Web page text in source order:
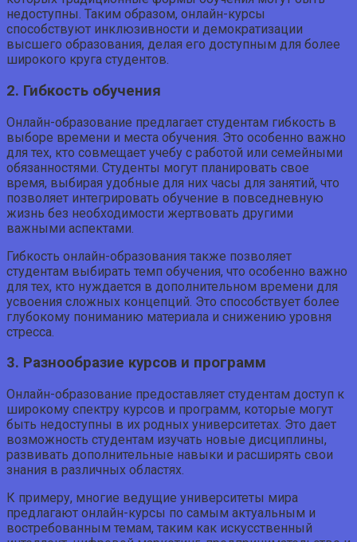
недоступны. Таким образом, онлайн-курсы
способствуют инклюзивности и демократизации
высшего образования, делая его доступным для более
широкого круга студентов.
2. Гибкость обучения
Онлайн-образование предлагает студентам гибкость в
выборе времени и места обучения. Это особенно важно
для тех, кто совмещает учебу с работой или семейными
обязанностями. Студенты могут планировать свое
время, выбирая удобные для них часы для занятий, что
позволяет интегрировать обучение в повседневную
жизнь без необходимости жертвовать другими
важными аспектами.
Гибкость онлайн-образования также позволяет
студентам выбирать темп обучения, что особенно важно
для тех, кто нуждается в дополнительном времени для
усвоения сложных концепций. Это способствует более
глубокому пониманию материала и снижению уровня
стресса.
3. Разнообразие курсов и программ
Онлайн-образование предоставляет студентам доступ к
широкому спектру курсов и программ, которые могут
быть недоступны в их родных университетах. Это дает
возможность студентам изучать новые дисциплины,
развивать дополнительные навыки и расширять свои
знания в различных областях.
К примеру, многие ведущие университеты мира
предлагают онлайн-курсы по самым актуальным и
востребованным темам, таким как искусственный